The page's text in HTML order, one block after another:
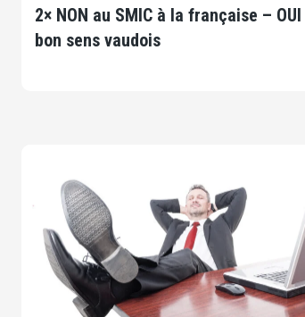
2× NON au SMIC à la française – OUI
bon sens vaudois